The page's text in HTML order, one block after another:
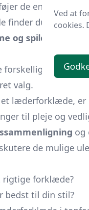
de en følelse af
finder du en
og spild
valg.
et læderforklæde, er
til pleje og
og
de mulige
rigtige forklæde?
bedst til din stil?
Ved at
cookies.